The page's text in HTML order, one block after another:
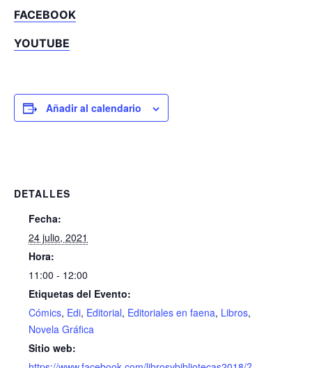
FACEBOOK
YOUTUBE
Añadir al calendario
DETALLES
Fecha:
24 julio, 2021
Hora:
11:00 - 12:00
Etiquetas del Evento:
Cómics, Edi, Editorial, Editoriales en faena, Libros,
Novela Gráfica
Sitio web: